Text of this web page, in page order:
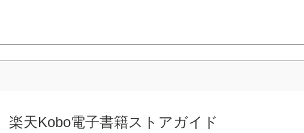
楽天Kobo電子書籍ストアガイド